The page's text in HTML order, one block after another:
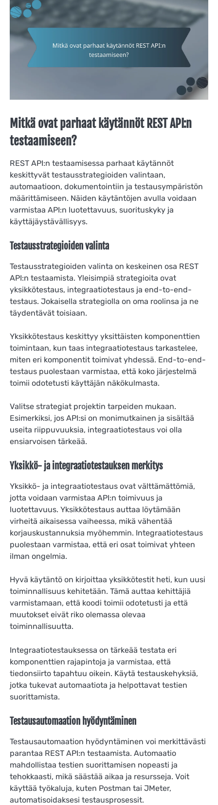
Mitkä ovat parhaat käytännöt REST API:n
testaamiseen?
REST API:n testaamisessa parhaat käytännöt
keskittyvät testausstrategioiden valintaan,
automaatioon, dokumentointiin ja testausympäristön
määrittämiseen. Näiden käytäntöjen avulla voidaan
varmistaa API:n luotettavuus, suorituskyky ja
käyttäjäystävällisyys.
Testausstrategioiden valinta
Testausstrategioiden valinta on keskeinen osa REST
API:n testaamista. Yleisimpiä strategioita ovat
yksikkötestaus, integraatiotestaus ja end-to-end-
testaus. Jokaisella strategiolla on oma roolinsa ja ne
täydentävät toisiaan.
Yksikkötestaus keskittyy yksittäisten komponenttien
toimintaan, kun taas integraatiotestaus tarkastelee,
miten eri komponentit toimivat yhdessä. End-to-end-
testaus puolestaan varmistaa, että koko järjestelmä
toimii odotetusti käyttäjän näkökulmasta.
Valitse strategiat projektin tarpeiden mukaan.
Esimerkiksi, jos API:si on monimutkainen ja sisältää
useita riippuvuuksia, integraatiotestaus voi olla
ensiarvoisen tärkeää.
Yksikkö- ja integraatiotestauksen merkitys
Yksikkö- ja integraatiotestaus ovat välttämättömiä,
jotta voidaan varmistaa API:n toimivuus ja
luotettavuus. Yksikkötestaus auttaa löytämään
virheitä aikaisessa vaiheessa, mikä vähentää
korjauskustannuksia myöhemmin. Integraatiotestaus
puolestaan varmistaa, että eri osat toimivat yhteen
ilman ongelmia.
Hyvä käytäntö on kirjoittaa yksikkötestit heti, kun uusi
toiminnallisuus kehitetään. Tämä auttaa kehittäjiä
varmistamaan, että koodi toimii odotetusti ja että
muutokset eivät riko olemassa olevaa
toiminnallisuutta.
Integraatiotestauksessa on tärkeää testata eri
komponenttien rajapintoja ja varmistaa, että
tiedonsiirto tapahtuu oikein. Käytä testauskehyksiä,
jotka tukevat automaatiota ja helpottavat testien
suorittamista.
Testausautomaation hyödyntäminen
Testausautomaation hyödyntäminen voi merkittävästi
parantaa REST API:n testaamista. Automaatio
mahdollistaa testien suorittamisen nopeasti ja
tehokkaasti, mikä säästää aikaa ja resursseja. Voit
käyttää työkaluja, kuten Postman tai JMeter,
automatisoidaksesi testausprosessit.